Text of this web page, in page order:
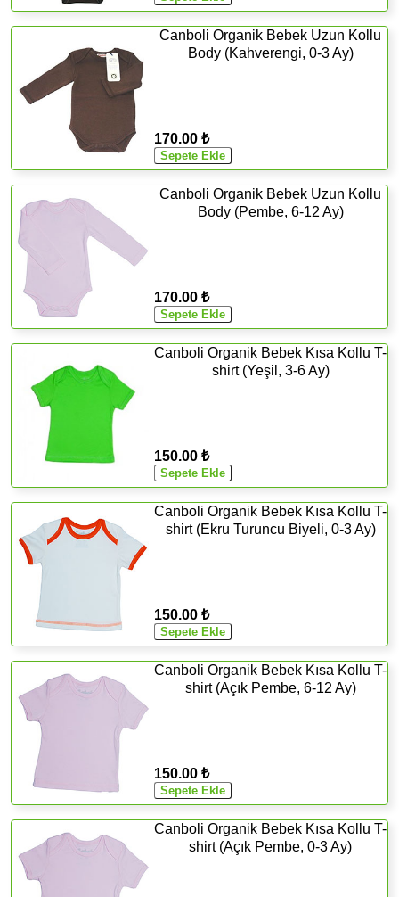
Canboli Organik Bebek Uzun Kollu
Body (Kahverengi, 0-3 Ay)
170.00 ₺
Canboli Organik Bebek Uzun Kollu
Body (Pembe, 6-12 Ay)
170.00 ₺
Canboli Organik Bebek Kısa Kollu T-
shirt (Yeşil, 3-6 Ay)
150.00 ₺
Canboli Organik Bebek Kısa Kollu T-
shirt (Ekru Turuncu Biyeli, 0-3 Ay)
150.00 ₺
Canboli Organik Bebek Kısa Kollu T-
shirt (Açık Pembe, 6-12 Ay)
150.00 ₺
Canboli Organik Bebek Kısa Kollu T-
shirt (Açık Pembe, 0-3 Ay)